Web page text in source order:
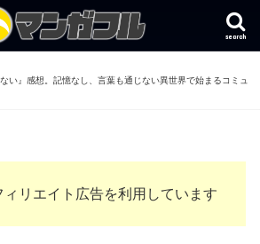
search
い』感想。記憶なし、言葉も通じない異世界で始まるコミュ
リエイト広告を利用しています